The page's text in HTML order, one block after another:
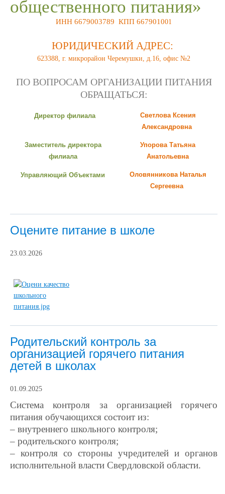
общественного питания»
ИНН 6679003789 КПП 667901001
ЮРИДИЧЕСКИЙ АДРЕС:
623388, г. микрорайон Черемушки, д.16, офис №2
ПО ВОПРОСАМ ОРГАНИЗАЦИИ ПИТАНИЯ
ОБРАЩАТЬСЯ:
Директор филиала
Светлова Ксения
Александровна
Заместитель директора
филиала
Упорова Татьяна
Анатольевна
Управляющий Объектами
Оловянникова Наталья
Сергеевна
Оцените питание в школе
23.03.2026
Родительский контроль за
организацией горячего питания
детей в школах
01.09.2025
Система контроля за организацией горячего
питания обучающихся состоит из:
– внутреннего школьного контроля;
– родительского контроля;
– контроля со стороны учредителей и органов
исполнительной власти Свердловской области.